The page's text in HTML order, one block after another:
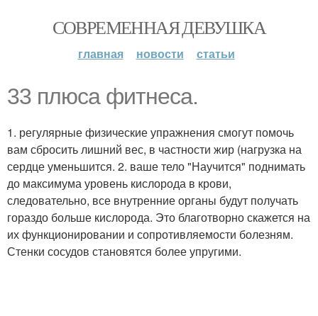
СОВРЕМЕННАЯ ДЕВУШКА
главная новости статьи
33 плюса фитнеса.
1. регулярные физические упражнения смогут помочь
вам сбросить лишний вес, в частности жир (нагрузка на
сердце уменьшится. 2. ваше тело "Научится" поднимать
до максимума уровень кислорода в крови,
следовательно, все внутренние органы будут получать
гораздо больше кислорода. Это благотворно скажется на
их функционировании и сопротивляемости болезням.
Стенки сосудов становятся более упругими.